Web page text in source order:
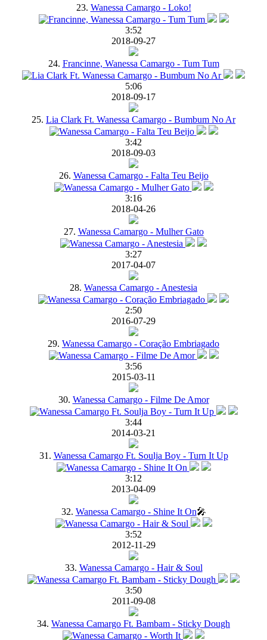
23. Wanessa Camargo - Loko!
3:52
2018-09-27
24. Francinne, Wanessa Camargo - Tum Tum
5:06
2018-09-17
25. Lia Clark Ft. Wanessa Camargo - Bumbum No Ar
3:42
2018-09-03
26. Wanessa Camargo - Falta Teu Beijo
3:16
2018-04-26
27. Wanessa Camargo - Mulher Gato
3:27
2017-04-07
28. Wanessa Camargo - Anestesia
2:50
2016-07-29
29. Wanessa Camargo - Coração Embriagado
3:56
2015-03-11
30. Wanessa Camargo - Filme De Amor
3:44
2014-03-21
31. Wanessa Camargo Ft. Soulja Boy - Turn It Up
3:12
2013-04-09
32. Wanessa Camargo - Shine It On🎤
3:52
2012-11-29
33. Wanessa Camargo - Hair & Soul
3:50
2011-09-08
34. Wanessa Camargo Ft. Bambam - Sticky Dough